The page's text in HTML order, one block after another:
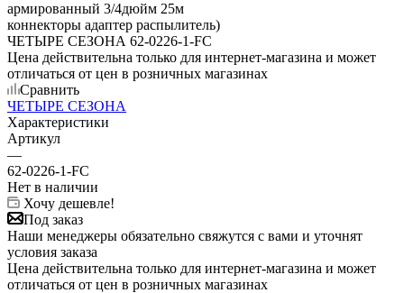
Цена действительна только для интернет-магазина и может
отличаться от цен в розничных магазинах
Сравнить
ЧЕТЫРЕ СЕЗОНА
Характеристики
Артикул
—
62-0226-1-FC
Нет в наличии
Хочу дешевле!
Под заказ
Наши менеджеры обязательно свяжутся с вами и уточнят
условия заказа
Цена действительна только для интернет-магазина и может
отличаться от цен в розничных магазинах